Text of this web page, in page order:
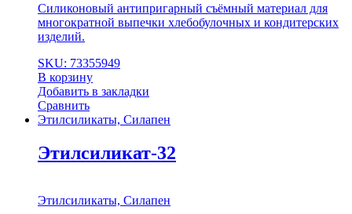
Силиконовый антипригарный съёмный материал для
многократной выпечки хлебобулочных и кондитерских
изделий.
SKU: 73355949
В корзину
Добавить в закладки
Сравнить
Этилсиликаты, Силапен
Этилсиликат-32
Этилсиликаты, Силапен